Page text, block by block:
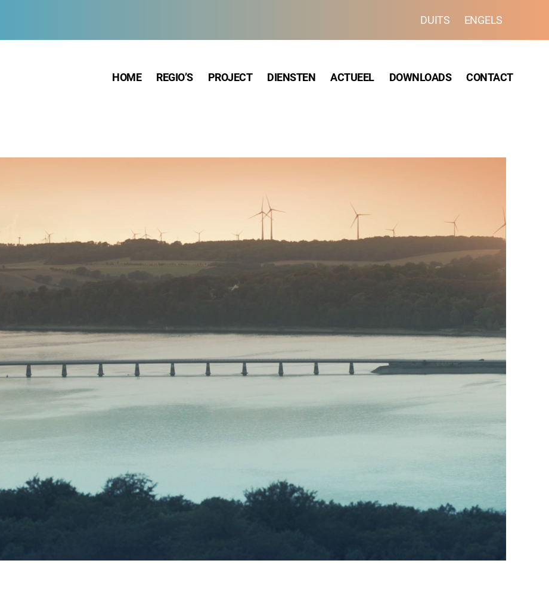
DUITS ENGELS
HOME REGIO’S PROJECT DIENSTEN ACTUEEL DOWNLOADS CONTACT